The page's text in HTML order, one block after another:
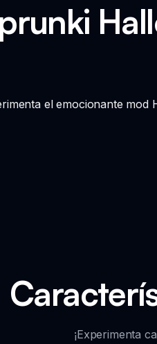
el emocionante mod
¡Experimenta